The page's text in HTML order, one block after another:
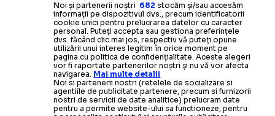
Noi și partenerii noștri 682 stocăm și/sau accesăm
informații pe dispozitivul dvs., precum identificatorii
cookie unici pentru prelucrarea datelor cu caracter
personal. Puteți accepta sau gestiona preferințele
dvs. făcând clic mai jos, respectiv vă puteți opune
utilizării unui interes legitim în orice moment pe
pagina cu politica de confidențialitate. Aceste alegeri
vor fi raportate partenerilor noștri și nu vă vor afecta
navigarea. Mai multe detalii
Noi si partenerii nostri (retelele de socializare si
agentiile de publicitate partenere, precum si furnizorii
nostri de servicii de date analitice) prelucram date
pentru a permite website-ului sa functioneze, pentru